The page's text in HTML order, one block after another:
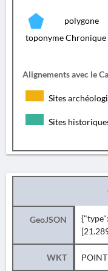
toponyme Chronique
Alignements avec le
Sites
Sites
GeoJSON
WKT